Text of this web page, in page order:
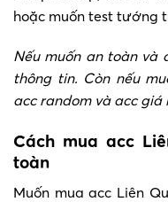
hoặc muốn test tướng
Nếu muốn an toàn và
thông tin. Còn nếu
acc random và acc giá
Cách mua acc
toàn
Muốn mua acc Liên